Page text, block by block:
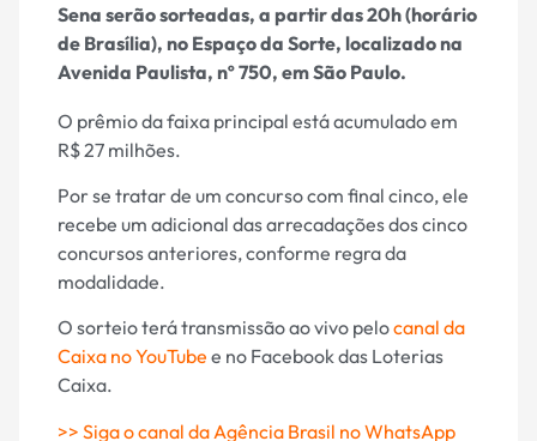
Sena serão sorteadas, a partir das 20h (horário
de Brasília), no Espaço da Sorte, localizado na
Avenida Paulista, nº 750, em São Paulo.
O prêmio da faixa principal está acumulado em
R$ 27 milhões.
Por se tratar de um concurso com final cinco, ele
recebe um adicional das arrecadações dos cinco
concursos anteriores, conforme regra da
modalidade.
O sorteio terá transmissão ao vivo pelocanal da
Caixa no YouTube e no Facebook das Loterias
Caixa.
>> Siga o canal da Agência Brasil no WhatsApp